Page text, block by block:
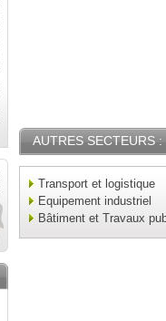
AUTRES SECTEURS :
Transport et logistique
Equipement industriel
Bâtiment et Travaux